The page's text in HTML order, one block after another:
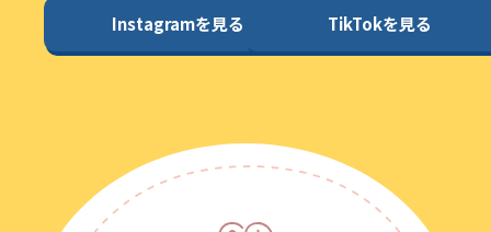
Instagramを見る TikTokを見る